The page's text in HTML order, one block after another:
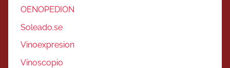
OENOPEDION
Soleado.se
Vinoexpresion
Vinoscopio